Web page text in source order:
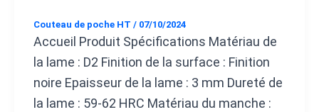
Couteau de poche HT / 07/10/2024
Accueil Produit Spécifications Matériau de
la lame : D2 Finition de la surface : Finition
noire Epaisseur de la lame : 3 mm Dureté de
la lame : 59-62 HRC Matériau du manche :